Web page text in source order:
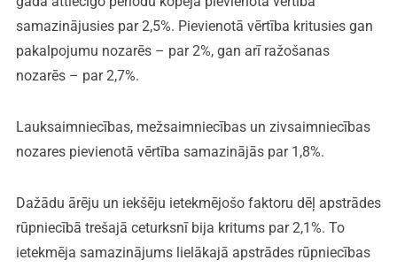
samazinājusies par 2,5%. Pievienotā vērtība kritusies gan
pakalpojumu nozarēs – par 2%, gan arī ražošanas
nozarēs – par 2,7%.
Lauksaimniecības, mežsaimniecības un zivsaimniecības
nozares pievienotā vērtība samazinājās par 1,8%.
Dažādu ārēju un iekšēju ietekmējošo faktoru dēļ apstrādes
rūpniecībā trešajā ceturksnī bija kritums par 2,1%. To
ietekmēja samazinājums lielākajā apstrādes rūpniecības